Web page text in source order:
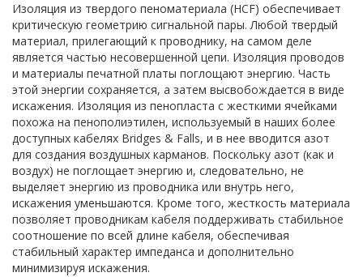
Изоляция из твердого пеноматериала (HCF) обеспечивает
критическую геометрию сигнальной пары. Любой твердый
материал, прилегающий к проводнику, на самом деле
является частью несовершенной цепи. Изоляция проводов
и материалы печатной платы поглощают энергию. Часть
этой энергии сохраняется, а затем высвобождается в виде
искажения. Изоляция из пенопласта с жесткими ячейками
похожа на пенополиэтилен, используемый в наших более
доступных кабелях Bridges & Falls, и в нее вводится азот
для создания воздушных карманов. Поскольку азот (как и
воздух) не поглощает энергию и, следовательно, не
выделяет энергию из проводника или внутрь него,
искажения уменьшаются. Кроме того, жесткость материала
позволяет проводникам кабеля поддерживать стабильное
соотношение по всей длине кабеля, обеспечивая
стабильный характер импеданса и дополнительно
минимизируя искажения.